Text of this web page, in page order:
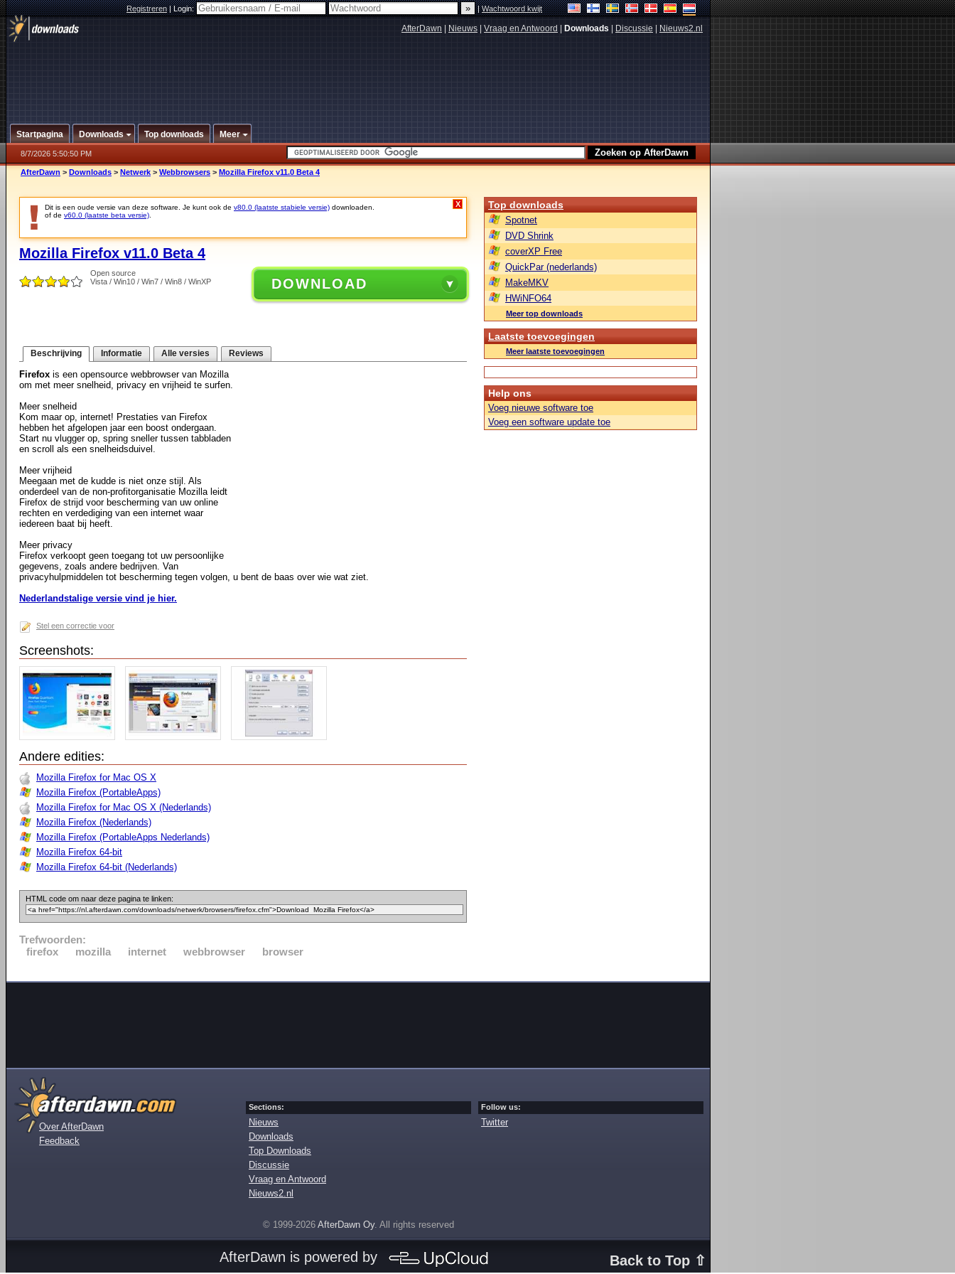
Registreren|Login: |Wachtwoord kwijt
AfterDawn Nieuws Vraag en Antwoord Downloads Discussie Nieuws2.nl
Startpagina Downloads Top downloads Meer
8/7/2026 5:50:50 PM
AfterDawn > Downloads > Netwerk > Webbrowsers > Mozilla Firefox v11.0 Beta 4
Dit is een oude versie van deze software. Je kunt ook de v80.0 (laatste stabiele versie) downloaden.
of de v60.0 (laatste beta versie)
X
Mozilla Firefox v11.0 Beta 4
Open source
Vista / Win10 / Win7 / Win8 / WinXP
DOWNLOAD
Beschrijving Informatie Alle versies Reviews
Firefox is een opensource webbrowser van Mozilla
om met meer snelheid, privacy en vrijheid te surfen.
Meer snelheid
Kom maar op, internet! Prestaties van Firefox
hebben het afgelopen jaar een boost ondergaan.
Start nu vlugger op, spring sneller tussen tabbladen
en scroll als een snelheidsduivel.
Meer vrijheid
Meegaan met de kudde is niet onze stijl. Als
onderdeel van de non-profitorganisatie Mozilla leidt
Firefox de strijd voor bescherming van uw online
rechten en verdediging van een internet waar
iedereen baat bij heeft.
Meer privacy
Firefox verkoopt geen toegang tot uw persoonlijke
gegevens, zoals andere bedrijven. Van
privacyhulpmiddelen tot bescherming tegen volgen, u bent de baas over wie wat ziet.
Nederlandstalige versie vind je hier.
Stel een correctie voor
Screenshots:
Andere edities:
Mozilla Firefox for Mac OS X
Mozilla Firefox (PortableApps)
Mozilla Firefox for Mac OS X (Nederlands)
Mozilla Firefox (Nederlands)
Mozilla Firefox (PortableApps Nederlands)
Mozilla Firefox 64-bit
Mozilla Firefox 64-bit (Nederlands)
HTML code om naar deze pagina te linken:
Trefwoorden:
firefox
mozilla internet webbrowser browser
Top downloads
Spotnet
DVD Shrink
coverXP Free
QuickPar (nederlands)
MakeMKV
HWiNFO64
Meer top downloads
Laatste toevoegingen
Meer laatste toevoegingen
Help ons
Voeg nieuwe software toe
Voeg een software update toe
Over AfterDawn
Feedback
Sections:
Nieuws
Downloads
Top Downloads
Discussie
Vraag en Antwoord
Nieuws2.nl
Follow us:
Twitter
© 1999-2026 AfterDawn Oy. All rights reserved
Back to Top ⇧
AfterDawn is powered by